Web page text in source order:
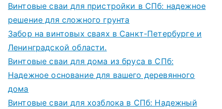
Винтовые сваи для пристройки в СПб: надежное
решение для сложного грунта
Забор на винтовых сваях в Санкт-Петербурге и
Ленинградской области.
Винтовые сваи для дома из бруса в СПб:
Надежное основание для вашего деревянного
дома
Винтовые сваи для хозблока в СПб: Надежный